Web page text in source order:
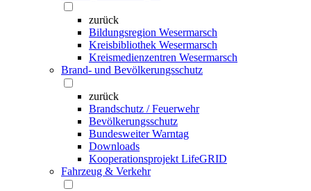
zurück
Bildungsregion Wesermarsch
Kreisbibliothek Wesermarsch
Kreismedienzentren Wesermarsch
Brand- und Bevölkerungsschutz
zurück
Brandschutz / Feuerwehr
Bevölkerungsschutz
Bundesweiter Warntag
Downloads
Kooperationsprojekt LifeGRID
Fahrzeug & Verkehr